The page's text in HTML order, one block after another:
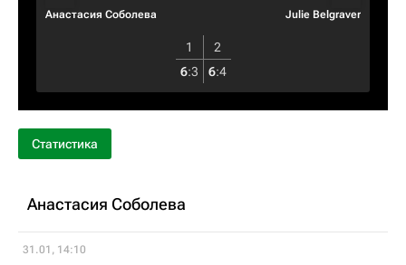
Анастасия Соболева Julie Belgraver
1
2
6:3 6:4
Статистика
Анастасия Соболева
31.01, 14:10